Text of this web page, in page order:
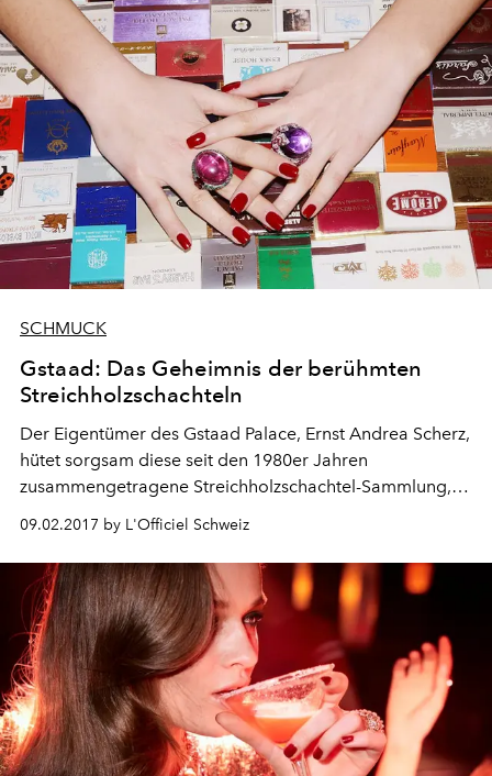
SCHMUCK
Gstaad: Das Geheimnis der berühmten
Streichholzschachteln
Der Eigentümer des Gstaad Palace, Ernst Andrea Scherz,
hütet sorgsam diese seit den 1980er Jahren
zusammengetragene Streichholzschachtel-Sammlung,
die die Liebe seiner Familie zu luxuriöser
Gastfreundschaft widerspiegelt.
09.02.2017 by L'Officiel Schweiz